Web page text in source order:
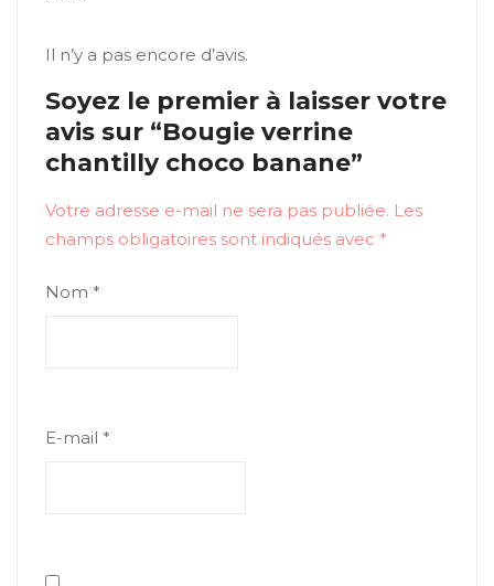
Il n’y a pas encore d’avis.
Soyez le premier à laisser votre
avis sur “Bougie verrine
chantilly choco banane”
Votre adresse e-mail ne sera pas publiée. Les
champs obligatoires sont indiqués avec *
Nom *
E-mail *